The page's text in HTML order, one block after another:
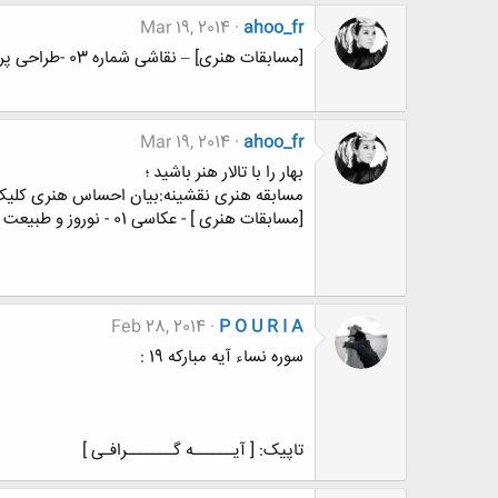
ahoo_fr
Mar 19, 2014
[مسابقات هنری] – نقاشی شماره 03 -طراحی پرتره از روی مدل زنده
ahoo_fr
Mar 19, 2014
بهار را با تالار هنر باشید ؛
مسابقه هنری نقشینه:بیان احساس هنری
[مسابقات هنری ] - عکاسی 01 - نوروز و طبیعت
P O U R I A
Feb 28, 2014
سوره نساء آیه مبارکه 19 :
تاپیک: [ آیــــــه گـــــــرافـی ]